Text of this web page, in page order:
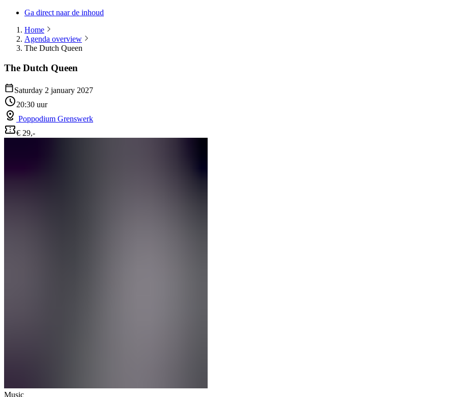
Ga direct naar de inhoud
Home
Agenda overview
The Dutch Queen
The Dutch Queen
Saturday 2 january 2027
20:30 uur
Poppodium Grenswerk
€ 29,-
Music